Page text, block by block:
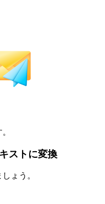
ストに変換
ょう。